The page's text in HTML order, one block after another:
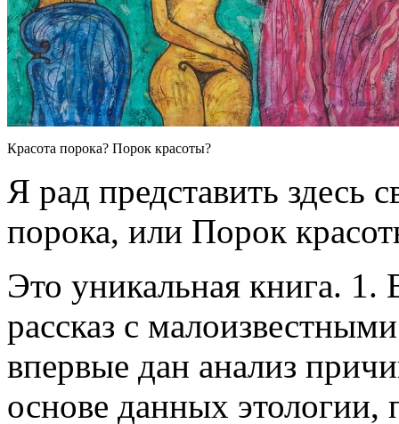
Красота порока? Порок красоты?
Я рад представить здесь
порока, или Порок
Это уникальная книга.
рассказ с
впервые дан анализ
основе данных этологии,